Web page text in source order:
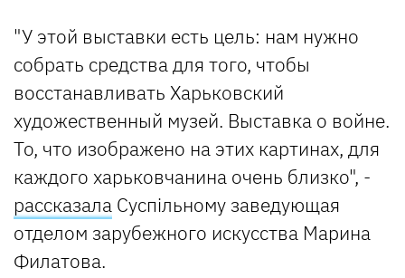
"У этой выставки есть цель: нам нужно
собрать средства для того, чтобы
восстанавливать Харьковский
художественный музей. Выставка о войне.
То, что изображено на этих картинах, для
каждого харьковчанина очень близко", -
рассказала Суспільному заведующая
отделом зарубежного искусства Марина
Филатова.